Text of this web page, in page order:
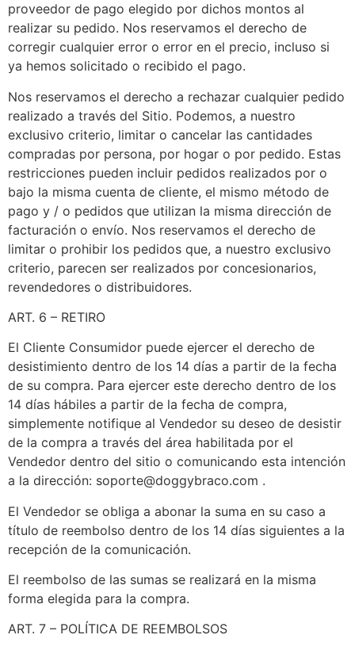
proveedor de pago elegido por dichos montos al
realizar su pedido. Nos reservamos el derecho de
corregir cualquier error o error en el precio, incluso si
ya hemos solicitado o recibido el pago.
Nos reservamos el derecho a rechazar cualquier pedido
realizado a través del Sitio. Podemos, a nuestro
exclusivo criterio, limitar o cancelar las cantidades
compradas por persona, por hogar o por pedido. Estas
restricciones pueden incluir pedidos realizados por o
bajo la misma cuenta de cliente, el mismo método de
pago y / o pedidos que utilizan la misma dirección de
facturación o envío. Nos reservamos el derecho de
limitar o prohibir los pedidos que, a nuestro exclusivo
criterio, parecen ser realizados por concesionarios,
revendedores o distribuidores.
ART. 6 – RETIRO
El Cliente Consumidor puede ejercer el derecho de
desistimiento dentro de los 14 días a partir de la fecha
de su compra. Para ejercer este derecho dentro de los
14 días hábiles a partir de la fecha de compra,
simplemente notifique al Vendedor su deseo de desistir
de la compra a través del área habilitada por el
Vendedor dentro del sitio o comunicando esta intención
a la dirección: soporte@doggybraco.com .
El Vendedor se obliga a abonar la suma en su caso a
título de reembolso dentro de los 14 días siguientes a la
recepción de la comunicación.
El reembolso de las sumas se realizará en la misma
forma elegida para la compra.
ART. 7 – POLÍTICA DE REEMBOLSOS